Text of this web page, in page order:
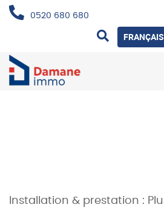
0520 680 680
FRANÇAIS
Installation & prestation :